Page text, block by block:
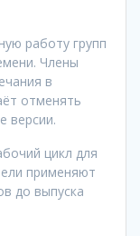
работу групп
Члены
в
отменять
версии.
цикл для
применяют
до выпуска